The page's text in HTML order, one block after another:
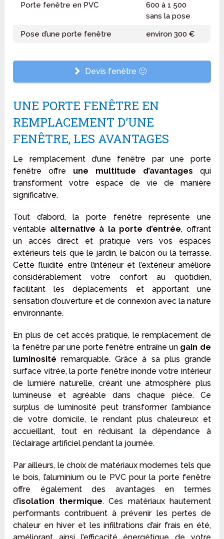
Porte fenêtre en PVC
600 à 1 500
sans la pose
Pose d’une porte fenêtre
environ 300 €
Devis fenêtre 🙂
UNE PORTE FENÊTRE EN
REMPLACEMENT D’UNE
FENÊTRE, LES AVANTAGES
Le remplacement d’une fenêtre par une porte
fenêtre offre une multitude d’avantages qui
transforment votre espace de vie de manière
significative.
Tout d’abord, la porte fenêtre représente une
véritable alternative à la porte d’entrée, offrant
un accès direct et pratique vers vos espaces
extérieurs tels que le jardin, le balcon ou la terrasse.
Cette fluidité entre l’intérieur et l’extérieur améliore
considérablement votre confort au quotidien,
facilitant les déplacements et apportant une
sensation d’ouverture et de connexion avec la nature
environnante.
En plus de cet accès pratique, le remplacement de
la fenêtre par une porte fenêtre entraîne un gain de
luminosité remarquable. Grâce à sa plus grande
surface vitrée, la porte fenêtre inonde votre intérieur
de lumière naturelle, créant une atmosphère plus
lumineuse et agréable dans chaque pièce. Ce
surplus de luminosité peut transformer l’ambiance
de votre domicile, le rendant plus chaleureux et
accueillant, tout en réduisant la dépendance à
l’éclairage artificiel pendant la journée.
Par ailleurs, le choix de matériaux modernes tels que
le bois, l’aluminium ou le PVC pour la porte fenêtre
offre également des avantages en termes
d’isolation thermique. Ces matériaux hautement
performants contribuent à prévenir les pertes de
chaleur en hiver et les infiltrations d’air frais en été,